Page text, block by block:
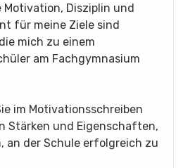
Motivation, Disziplin und
für meine Ziele sind
mich zu einem
am Fachgymnasium
im Motivationsschreiben
Stärken und Eigenschaften,
an der Schule erfolgreich zu